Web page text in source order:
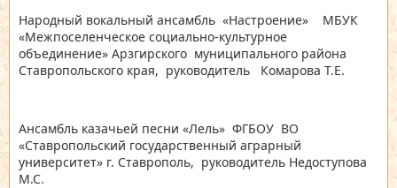
Народный вокальный ансамбль «Настроение» МБУК
«Межпоселенческое социально-культурное
объединение» Арзгирского муниципального района
Ставропольского края, руководитель Комарова Т.Е.
Ансамбль казачьей песни «Лель» ФГБОУ ВО
«Ставропольский государственный аграрный
университет» г. Ставрополь, руководитель Недоступова
М.С.